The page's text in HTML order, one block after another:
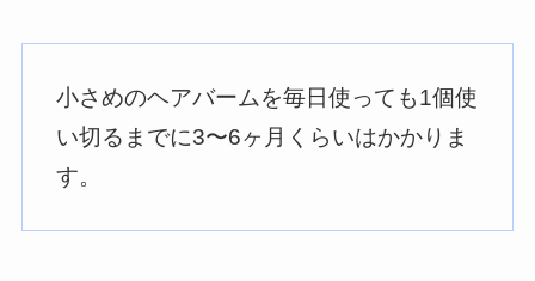
小さめのヘアバームを毎日使っても1個使
い切るまでに3〜6ヶ月くらいはかかりま
す。